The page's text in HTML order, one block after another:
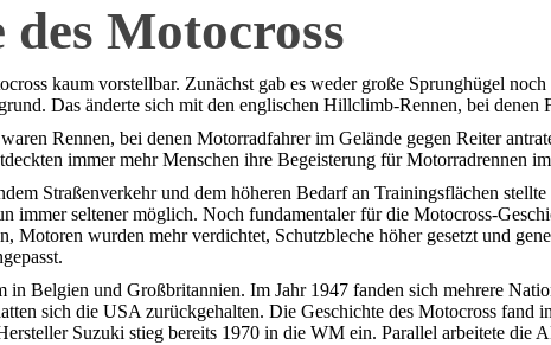
Motocross
kaum vorstellbar. Zunächst gab es weder große Sprunghügel
Das änderte sich mit den englischen Hillclimb-Rennen, bei
Rennen, bei denen Motorradfahrer im Gelände gegen Reiter
immer mehr Menschen ihre Begeisterung für Motorradrennen
Straßenverkehr und dem höheren Bedarf an Trainingsflächen
immer seltener möglich. Noch fundamentaler für die Motocross-
Motoren wurden mehr verdichtet, Schutzbleche höher gesetzt und
Belgien und Großbritannien. Im Jahr 1947 fanden sich mehrere
sich die USA zurückgehalten. Die Geschichte des Motocross fand
Suzuki stieg bereits 1970 in die WM ein. Parallel arbeitete die